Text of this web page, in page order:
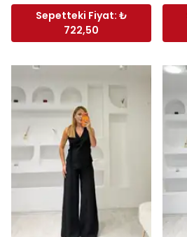
Sepetteki Fiyat: ₺
722,50